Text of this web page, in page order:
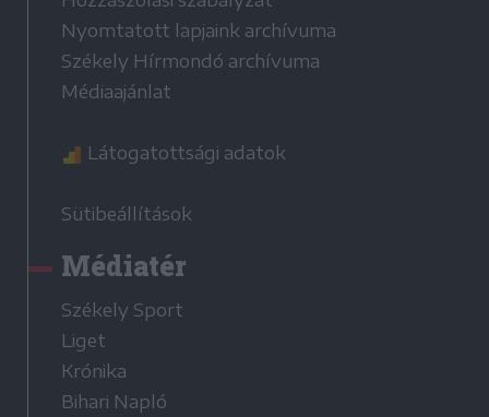
Nyomtatott lapjaink archívuma
Székely Hírmondó archívuma
Médiaajánlat
Látogatottsági adatok
Sütibeállítások
Médiatér
Székely Sport
Liget
Krónika
Bihari Napló